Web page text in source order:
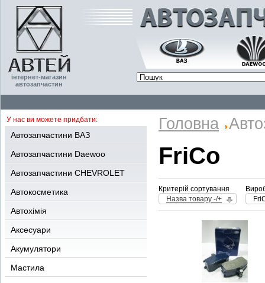
інтернет-магазин
автозапчастин
У нас ви можете придбати:
Автозапчастини ВАЗ
Автозапчастини Daewoo
Автозапчастини CHEVROLET
Автокосметика
Автохімія
Аксесуари
Акумулятори
Мастила
Головна
FriCo
Критерій сортування
Назва товару -/+